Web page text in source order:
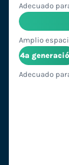
Adecuado
Amplio
4ª
Adecuado